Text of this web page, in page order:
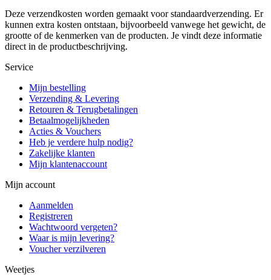
Deze verzendkosten worden gemaakt voor standaardverzending. Er
kunnen extra kosten ontstaan, bijvoorbeeld vanwege het gewicht, de
grootte of de kenmerken van de producten. Je vindt deze informatie
direct in de productbeschrijving.
Service
Mijn bestelling
Verzending & Levering
Retouren & Terugbetalingen
Betaalmogelijkheden
Acties & Vouchers
Heb je verdere hulp nodig?
Zakelijke klanten
Mijn klantenaccount
Mijn account
Aanmelden
Registreren
Wachtwoord vergeten?
Waar is mijn levering?
Voucher verzilveren
Weetjes